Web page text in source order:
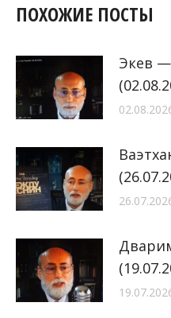
ПОХОЖИЕ ПОСТЫ
Экев